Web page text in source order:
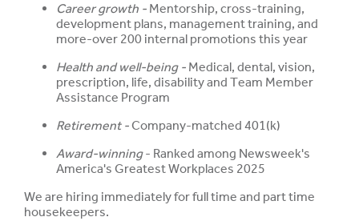
Career growth - Mentorship, cross-training,
development plans, management training, and
more-over 200 internal promotions this year
Health and well-being - Medical, dental, vision,
prescription, life, disability and Team Member
Assistance Program
Retirement -Company-matched 401(k)
Award-winning- Ranked among Newsweek's
America's Greatest Workplaces 2025
We are hiring immediately for full time and part time
housekeepers.